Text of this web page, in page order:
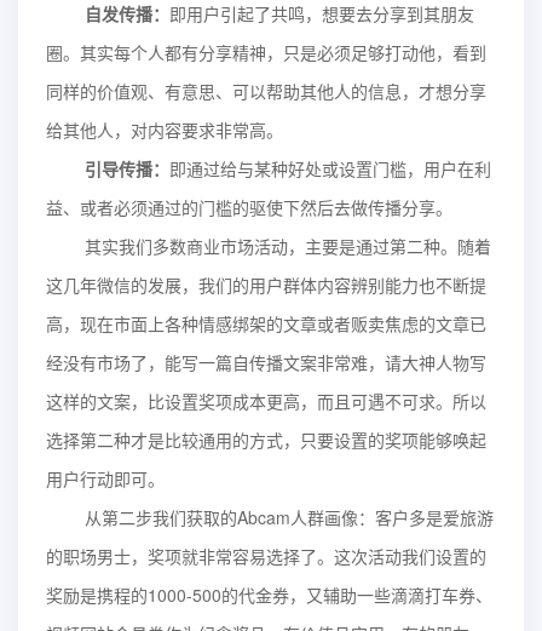
自发传播： 即用户引起了共鸣，想要去分享到其朋友
圈。其实每个人都有分享精神，只是必须足够打动他，看到
同样的价值观、有意思、可以帮助其他人的信息，才想分享
给其他人，对内容要求非常高。
引导传播： 即通过给与某种好处或设置门槛，用户在利
益、或者必须通过的门槛的驱使下然后去做传播分享。
其实我们多数商业市场活动，主要是通过第二种。随着
这几年微信的发展，我们的用户群体内容辨别能力也不断提
高，现在市面上各种情感绑架的文章或者贩卖焦虑的文章已
经没有市场了，能写一篇自传播文案非常难，请大神人物写
这样的文案，比设置奖项成本更高，而且可遇不可求。所以
选择第二种才是比较通用的方式，只要设置的奖项能够唤起
用户行动即可。
从第二步我们获取的Abcam人群画像：客户多是爱旅游
的职场男士，奖项就非常容易选择了。这次活动我们设置的
奖励是携程的1000-500的代金券，又辅助一些滴滴打车券、